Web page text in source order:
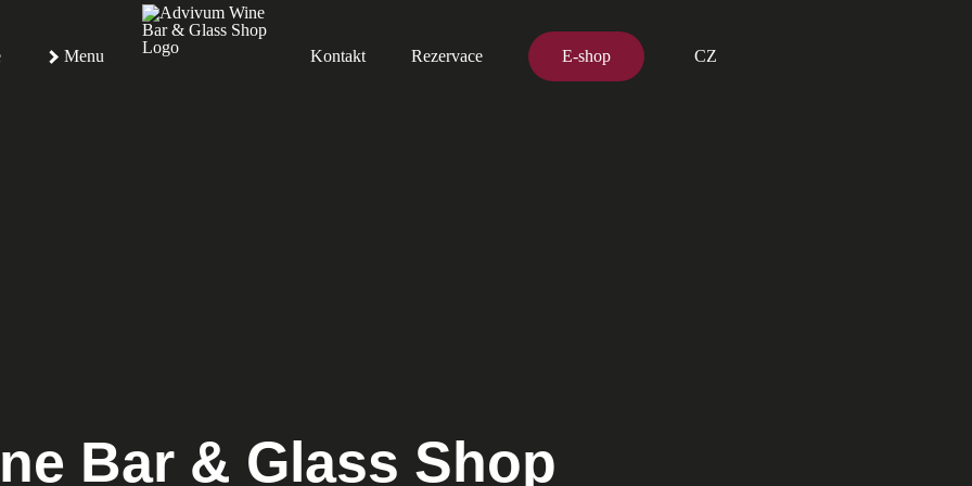
Menu Kontakt Rezervace E-shop CZ
Bar & Glass Shop